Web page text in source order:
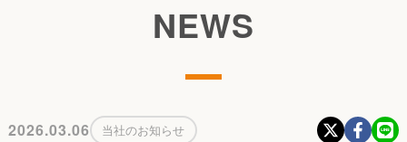
NEWS
2026.03.06 当社のお知らせ